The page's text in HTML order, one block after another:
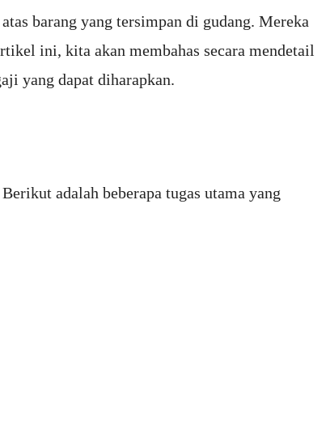
barang yang tersimpan di gudang. Mereka
ini, kita akan membahas secara mendetail
yang dapat diharapkan.
adalah beberapa tugas utama yang